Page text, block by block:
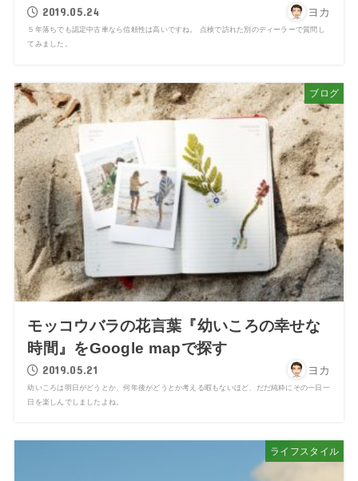
2019.05.24 ヨカ
５年落ちでも認定中古車なら信頼性は高いですね。 点検で訪れた別のディーラーで質問し
てみました。
ブログ
モッコウバラの花言葉『幼いころの幸せな
時間』をGoogle mapで探す
2019.05.21 ヨカ
幼いころは明日がどうとか、何年後がどうとか考える暇もないほど、だだ純粋にその一日一
日を楽しんでしましたよね。
ライフスタイル